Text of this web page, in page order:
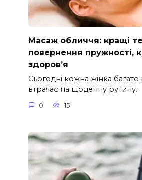
Масаж обличчя: кращі
повернення пружності,
здоров’я
Сьогодні кожна жінка багато
втрачає на щоденну рутину.
0 15